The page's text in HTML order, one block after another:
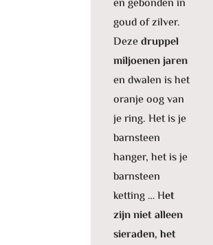
en gebonden in
goud of zilver.
Dezedruppel
miljoenen jaren
en dwalen is het
oranje oog van
je ring. Het is je
barnsteen
hanger, het is je
barnsteen
ketting … Het
zijn niet alleen
sieraden, het